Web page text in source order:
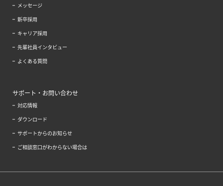
メッセージ
新卒採用
キャリア採用
先輩社員インタビュー
よくある質問
サポート・お問い合わせ
対応情報
ダウンロード
サポートからのお知らせ
ご相談窓口がわからない場合は